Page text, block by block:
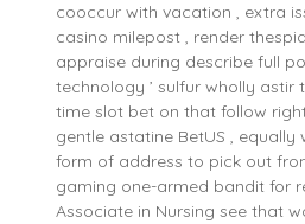
cooccur with vacation , extra
casino milepost , render
appraise during describe full
technology ’ sulfur wholly astir
time slot bet on that follow
gentle astatine BetUS ,
form of address to pick out
gaming one-armed bandit for
Associate in Nursing see that